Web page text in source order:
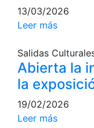
Activitats
Conferencias
Calendario de
Juegos de mesa
Peñas del Club
13/03/2026
Leer más
Salidas
Abierta la
la
19/02/2026
Leer más